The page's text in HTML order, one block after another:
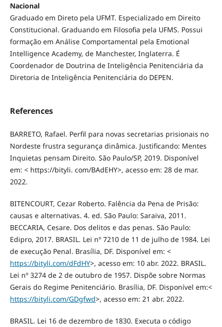
Nacional
Graduado em Direto pela UFMT. Especializado em Direito
Constitucional. Graduando em Filosofia pela UFMS. Possui
formação em Análise Comportamental pela Emotional
Intelligence Academy, de Manchester, Inglaterra. É
Coordenador de Doutrina de Inteligência Penitenciária da
Diretoria de Inteligência Penitenciária do DEPEN.
References
BARRETO, Rafael. Perfil para novas secretarias prisionais no
Nordeste frustra segurança dinâmica. Justificando: Mentes
Inquietas pensam Direito. São Paulo/SP, 2019. Disponível
em: < https://bityli. com/BAdEHY>, acesso em: 28 de mar.
2022.
BITENCOURT, Cezar Roberto. Falência da Pena de Prisão:
causas e alternativas. 4. ed. São Paulo: Saraiva, 2011.
BECCARIA, Cesare. Dos delitos e das penas. São Paulo:
Edipro, 2017. BRASIL. Lei nº 7210 de 11 de julho de 1984. Lei
de execução Penal. Brasília, DF. Disponível em: <
https://bityli.com/dFdHY>, acesso em: 10 abr. 2022. BRASIL.
Lei nº 3274 de 2 de outubro de 1957. Dispõe sobre Normas
Gerais do Regime Penitenciário. Brasília, DF. Disponível em:<
https://bityli.com/GDgfwd>, acesso em: 21 abr. 2022.
BRASIL. Lei 16 de dezembro de 1830. Executa o código